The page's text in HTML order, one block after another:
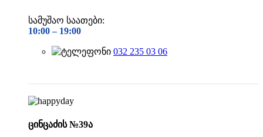
სამუშაო საათები:
10:00 – 19:00
032 235 03 06
ცინცაძის №39ა